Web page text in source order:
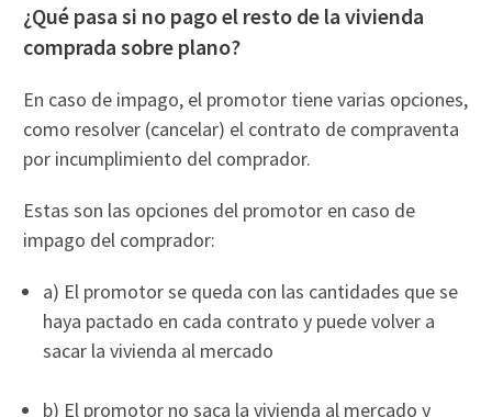
¿Qué pasa si no pago el resto de la vivienda
comprada sobre plano?
En caso de impago, el promotor tiene varias opciones,
como resolver (cancelar) el contrato de compraventa
por incumplimiento del comprador.
Estas son las opciones del promotor en caso de
impago del comprador:
a) El promotor se queda con las cantidades que se
haya pactado en cada contrato y puede volver a
sacar la vivienda al mercado
b) El promotor no saca la vivienda al mercado y